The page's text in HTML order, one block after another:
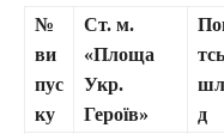
№
ви
пус
ку
Ст. м.
«Площа
Укр.
Героїв»
д